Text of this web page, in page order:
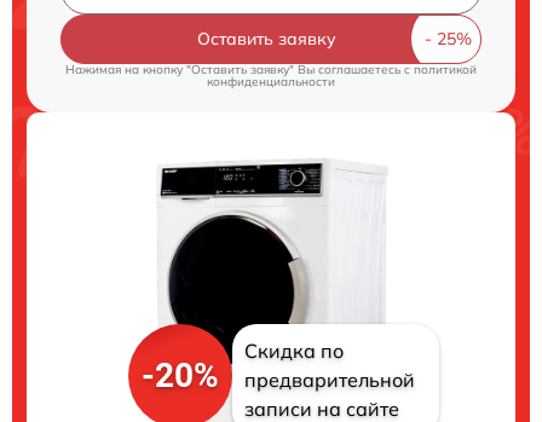
Оставить заявку
Нажимая на кнопку "Оставить заявку" Вы соглашаетесь cполитикой
конфиденциальности
-20%
Скидка по
предварительной
записи на сайте